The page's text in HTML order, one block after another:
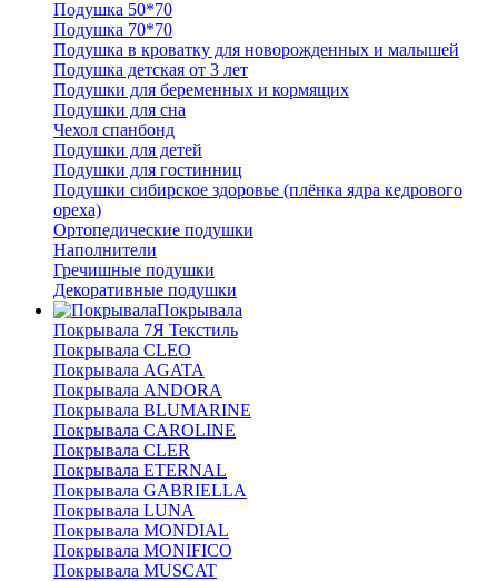
Подушка 50*70
Подушка 70*70
Подушка в кроватку для новорожденных и малышей
Подушка детская от 3 лет
Подушки для беременных и кормящих
Подушки для сна
Чехол спанбонд
Подушки для детей
Подушки для гостинниц
Подушки сибирское здоровье (плёнка ядра кедрового
ореха)
Ортопедические подушки
Наполнители
Гречишные подушки
Декоративные подушки
Покрывала
Покрывала 7Я Текстиль
Покрывала CLEO
Покрывала AGATA
Покрывала ANDORA
Покрывала BLUMARINE
Покрывала CAROLINE
Покрывала CLER
Покрывала ETERNAL
Покрывала GABRIELLA
Покрывала LUNA
Покрывала MONDIAL
Покрывала MONIFICO
Покрывала MUSCAT